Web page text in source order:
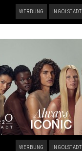
WERBUNG INGOLSTADT
WERBUNG INGOLSTADT